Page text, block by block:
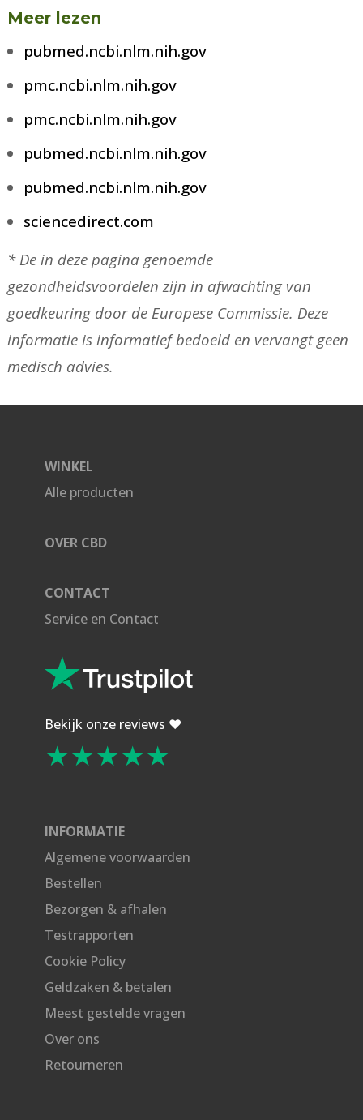
Meer lezen
pubmed.ncbi.nlm.nih.gov
pmc.ncbi.nlm.nih.gov
pmc.ncbi.nlm.nih.gov
pubmed.ncbi.nlm.nih.gov
pubmed.ncbi.nlm.nih.gov
sciencedirect.com
* De in deze pagina genoemde
gezondheidsvoordelen zijn in afwachting van
goedkeuring door de Europese Commissie. Deze
informatie is informatief bedoeld en vervangt geen
medisch advies.
WINKEL
Alle producten
OVER CBD
CONTACT
Service en Contact
Bekijk onze reviews ❤️
★★★★★
INFORMATIE
Algemene voorwaarden
Bestellen
Bezorgen & afhalen
Testrapporten
Cookie Policy
Geldzaken & betalen
Meest gestelde vragen
Over ons
Retourneren